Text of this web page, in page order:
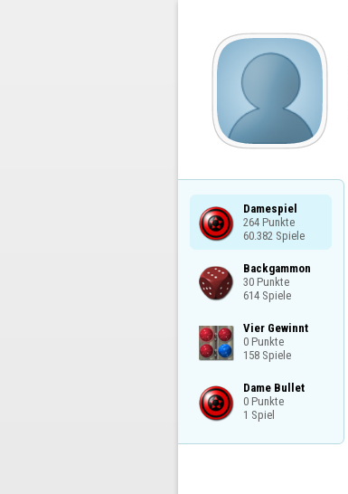
Damespiel
264 Punkte
60.382 Spiele
Backgammon
30 Punkte
614 Spiele
Vier Gewinnt
0 Punkte
158 Spiele
Dame Bullet
0 Punkte
1 Spiel